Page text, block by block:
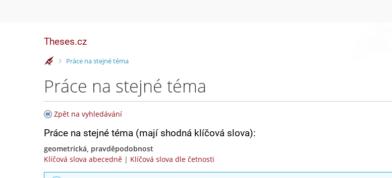
Theses.cz
>Práce na stejné téma
Práce na stejné téma
Zpět na vyhledávání
Práce na stejné téma (mají shodná klíčová slova):
geometrická, pravděpodobnost
Klíčová slova abecedně | Klíčová slova dle četnosti